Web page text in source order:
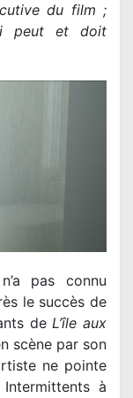
du film ;
peut et doit
pas connu
le succès de
deL’île aux
scène par son
ne pointe
à